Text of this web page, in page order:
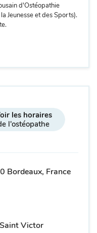
d'Ostéopathie
Jeunesse et des Sports).
les horaires
l'ostéopathe
Bordeaux, France
Victor